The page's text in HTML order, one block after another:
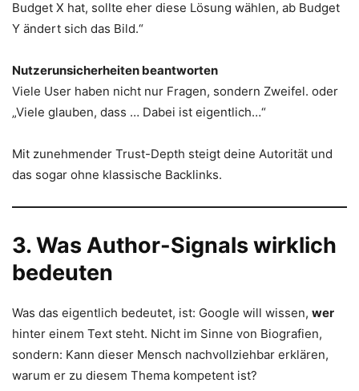
Budget X hat, sollte eher diese Lösung wählen, ab Budget
Y ändert sich das Bild.“
Nutzerunsicherheiten beantworten
Viele User haben nicht nur Fragen, sondern Zweifel. oder
„Viele glauben, dass … Dabei ist eigentlich…“
Mit zunehmender Trust-Depth steigt deine Autorität und
das sogar ohne klassische Backlinks.
3. Was Author-Signals wirklich
bedeuten
Was das eigentlich bedeutet, ist: Google will wissen, wer
hinter einem Text steht. Nicht im Sinne von Biografien,
sondern: Kann dieser Mensch nachvollziehbar erklären,
warum er zu diesem Thema kompetent ist?